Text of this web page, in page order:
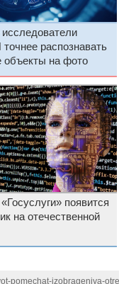
исследователи
распознавать
объекты на фото
появится
на отечественной
pomechat-izobrageniya-